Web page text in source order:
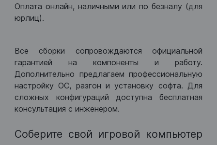
Оплата онлайн, наличными или по безналу (для
юрлиц).
Все сборки сопровождаются официальной
гарантией на компоненты и работу.
Дополнительно предлагаем профессиональную
настройку ОС, разгон и установку софта. Для
сложных конфигураций доступна бесплатная
консультация с инженером.
Соберите свой игровой компьютер